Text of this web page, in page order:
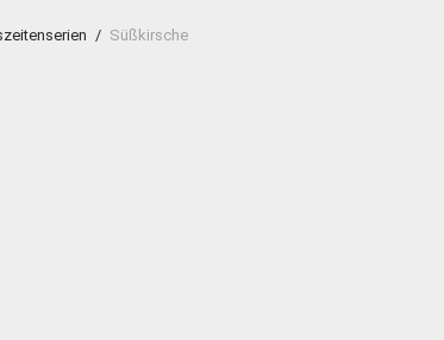
/ Süßkirsche